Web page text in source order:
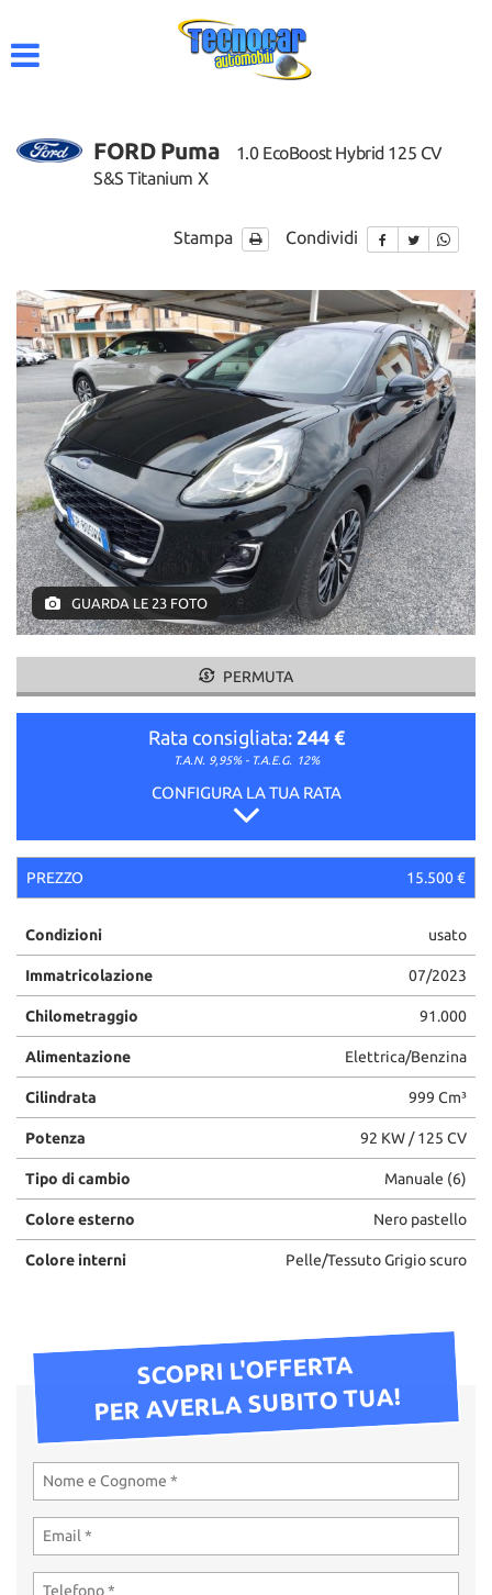
LISTA VEICOLI
CONTATTI
FORD Puma
1.0 EcoBoost Hybrid 125 CV
S&S Titanium X
Stampa Condividi
GUARDA LE 23 FOTO
PERMUTA
Rata consigliata: 244 €
T.A.N. 9,95% - T.A.E.G. 12%
CONFIGURA LA TUA RATA
PREZZO 15.500 €
Condizioni usato
Immatricolazione 07/2023
Chilometraggio 91.000
Alimentazione Elettrica/Benzina
Cilindrata 999 Cm³
Potenza 92 KW / 125 CV
Tipo di cambio Manuale (6)
Colore esterno Nero pastello
Colore interni Pelle/Tessuto Grigio scuro
SCOPRI L'OFFERTA
PER AVERLA SUBITO TUA!